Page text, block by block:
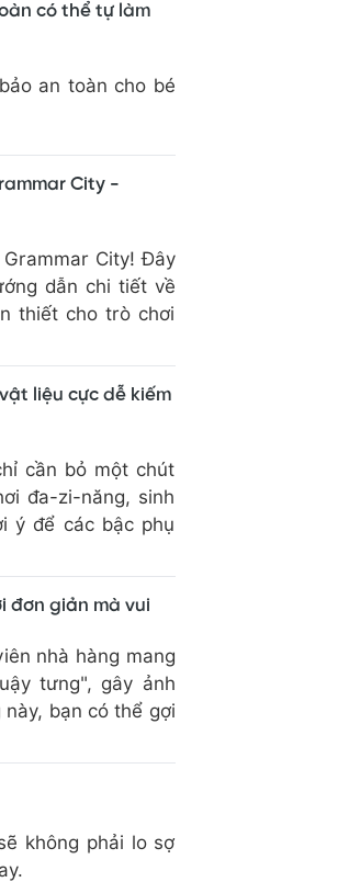
có thể tự làm
an toàn cho bé
City -
City! Đây
dẫn chi tiết về
thiết cho trò chơi
liệu cực dễ kiếm
cần bỏ một chút
đa-zi-năng, sinh
ý để các bậc phụ
đơn giản mà vui
nhà hàng mang
tưng", gây ảnh
bạn có thể gợi
không phải lo sợ